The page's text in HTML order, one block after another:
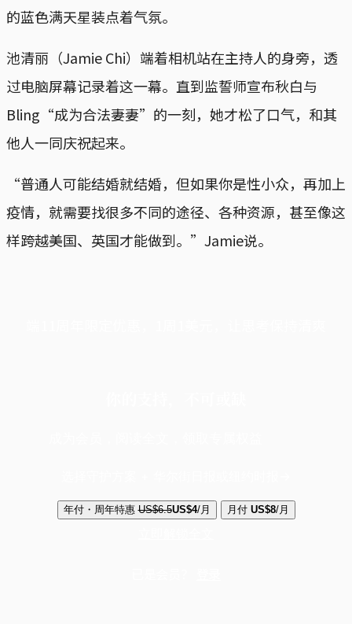
的蓝色满天星装点着气氛。
池清丽（Jamie Chi）端着相机站在主持人的身旁，透
过电脑屏幕记录着这一幕。直到监誓师宣布秋白与
Bling“成为合法妻妻”的一刻，她才松了口气，和其
他人一同庆祝起来。
“普通人可能结婚就结婚，但如果你是性小众，再加上
疫情，就需要找很多不同的途径、各种资源，甚至像这
样跨越美国、英国才能做到。”Jamie说。
年付・周年特惠 US$6.5US$4/月 月付 US$8/月